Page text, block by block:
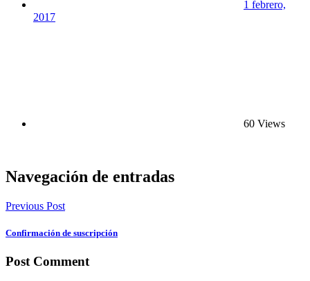
1 febrero,
2017
60 Views
Navegación de entradas
Previous Post
Confirmación de suscripción
Post Comment